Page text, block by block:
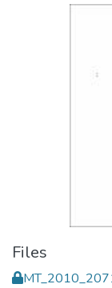
Files